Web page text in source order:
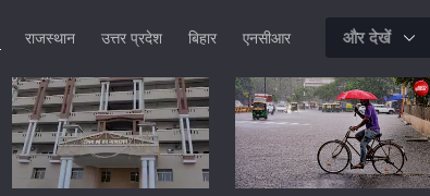
राजस्थान उत्तर प्रदेश बिहार एनसीआर और देखें